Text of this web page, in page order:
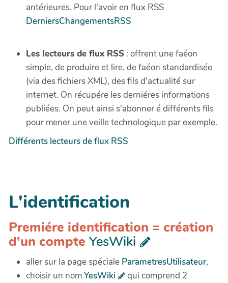
antérieures. Pour l'avoir en flux RSS
DerniersChangementsRSS
Les lecteurs de flux RSS : offrent une faéon
simple, de produire et lire, de faéon standardisée
(via des fichiers XML), des fils d'actualité sur
internet. On récupére les derniéres informations
publiées. On peut ainsi s'abonner é différents fils
pour mener une veille technologique par exemple.
Différents lecteurs de flux RSS
L'identification
Premiére identification = création
d'un compte YesWiki
aller sur la page spéciale ParametresUtilisateur,
choisir un nomYesWiki
qui comprend 2